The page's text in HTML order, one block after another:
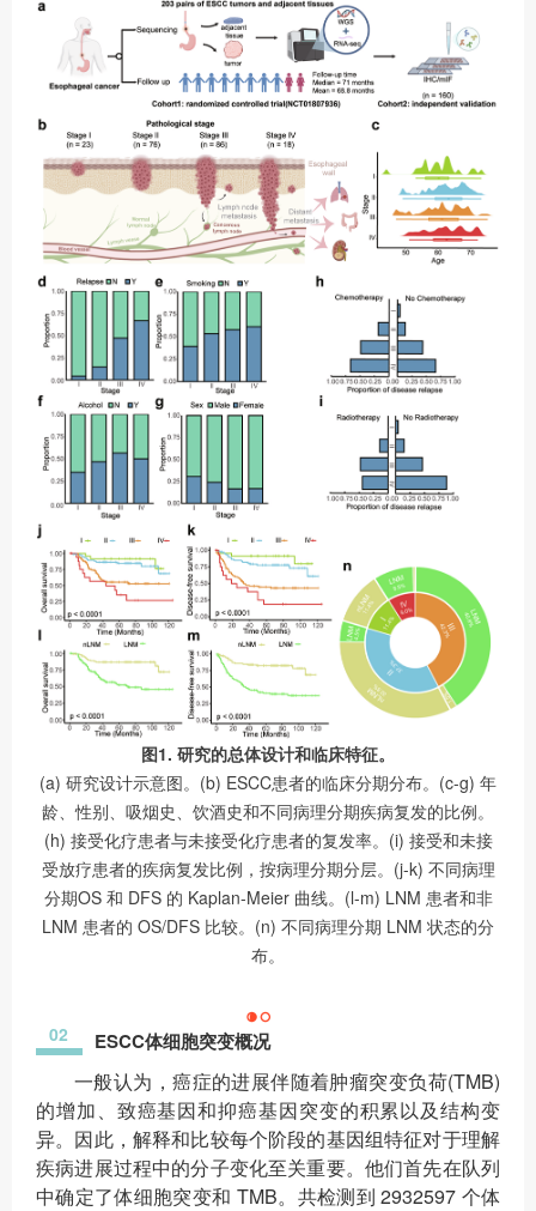
图1. 研究的总体设计和临床特征。
(a) 研究设计示意图。(b) ESCC患者的临床分期分布。(c-g) 年
龄、性别、吸烟史、饮酒史和不同病理分期疾病复发的比例。
(h) 接受化疗患者与未接受化疗患者的复发率。(i) 接受和未接
受放疗患者的疾病复发比例，按病理分期分层。(j-k) 不同病理
分期OS 和 DFS 的 Kaplan-Meier 曲线。(l-m) LNM 患者和非
LNM 患者的 OS/DFS 比较。(n) 不同病理分期 LNM 状态的分
布。
02 ESCC体细胞突变概况
一般认为，癌症的进展伴随着肿瘤突变负荷(TMB)
的增加、致癌基因和抑癌基因突变的积累以及结构变
异。因此，解释和比较每个阶段的基因组特征对于理解
疾病进展过程中的分子变化至关重要。他们首先在队列
中确定了体细胞突变和 TMB。共检测到 2932597 个体